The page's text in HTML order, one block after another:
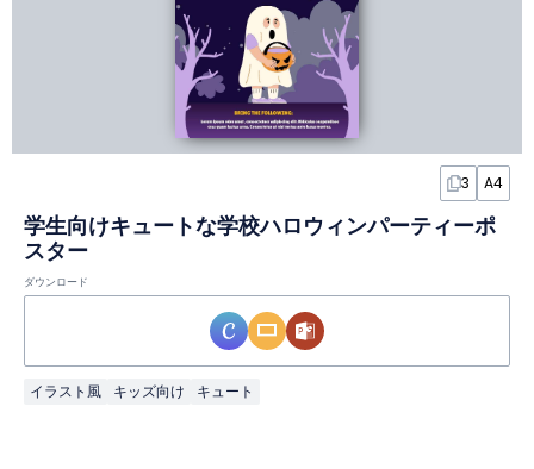
3 A4
学生向けキュートな学校ハロウィンパーティーポ
スター
ダウンロード
イラスト風 キッズ向け キュート